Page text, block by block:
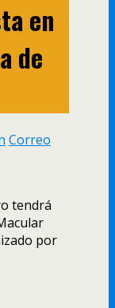
en
de
Correo
tendrá
por